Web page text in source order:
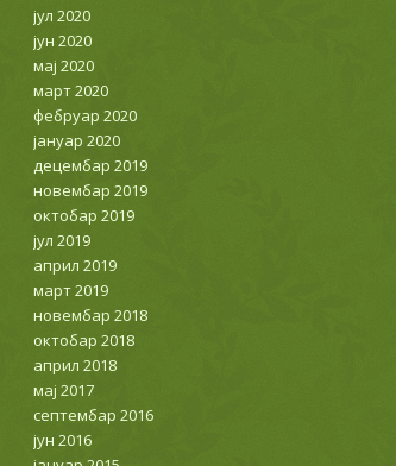
јул 2020
јун 2020
мај 2020
март 2020
фебруар 2020
јануар 2020
децембар 2019
новембар 2019
октобар 2019
јул 2019
април 2019
март 2019
новембар 2018
октобар 2018
април 2018
мај 2017
септембар 2016
јун 2016